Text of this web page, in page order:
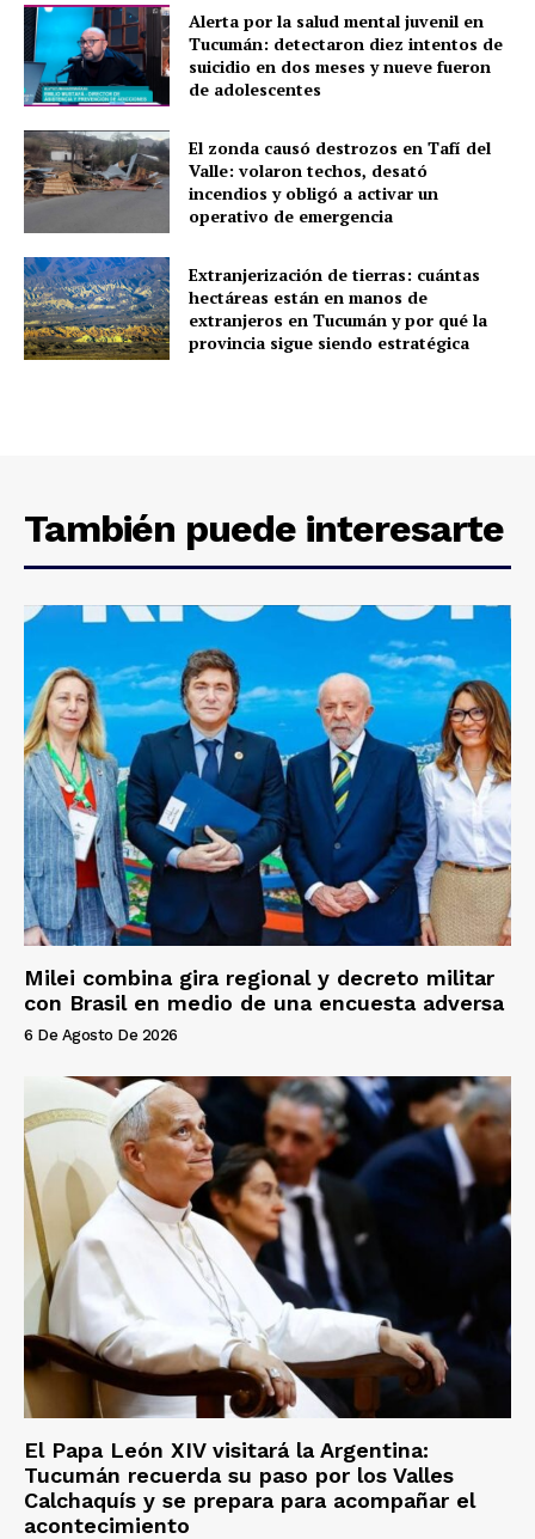
Alerta por la salud mental juvenil en
Tucumán: detectaron diez intentos de
suicidio en dos meses y nueve fueron
de adolescentes
El zonda causó destrozos en Tafí del
Valle: volaron techos, desató
incendios y obligó a activar un
operativo de emergencia
Extranjerización de tierras: cuántas
hectáreas están en manos de
extranjeros en Tucumán y por qué la
provincia sigue siendo estratégica
También puede interesarte
Milei combina gira regional y decreto militar
con Brasil en medio de una encuesta adversa
6 De Agosto De 2026
El Papa León XIV visitará la Argentina:
Tucumán recuerda su paso por los Valles
Calchaquís y se prepara para acompañar el
acontecimiento